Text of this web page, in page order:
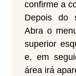
confirme a
Depois do
Abra o
superior
e, em
área irá